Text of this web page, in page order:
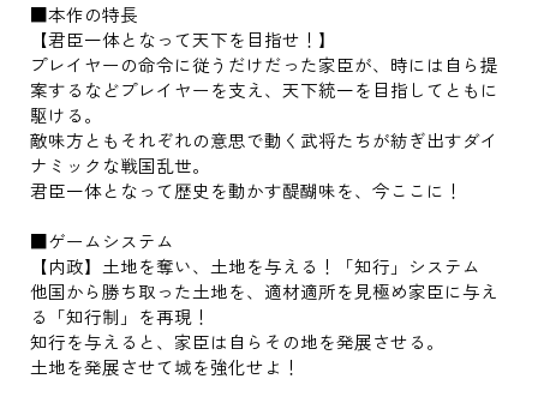
■本作の特長
【君臣一体となって天下を目指せ！】
プレイヤーの命令に従うだけだった家臣が、時には自ら提
案するなどプレイヤーを支え、天下統一を目指してともに
駆ける。
敵味方ともそれぞれの意思で動く武将たちが紡ぎ出すダイ
ナミックな戦国乱世。
君臣一体となって歴史を動かす醍醐味を、今ここに！
■ゲームシステム
【内政】土地を奪い、土地を与える！「知行」システム
他国から勝ち取った土地を、適材適所を見極め家臣に与え
る「知行制」を再現！
知行を与えると、家臣は自らその地を発展させる。
土地を発展させて城を強化せよ！